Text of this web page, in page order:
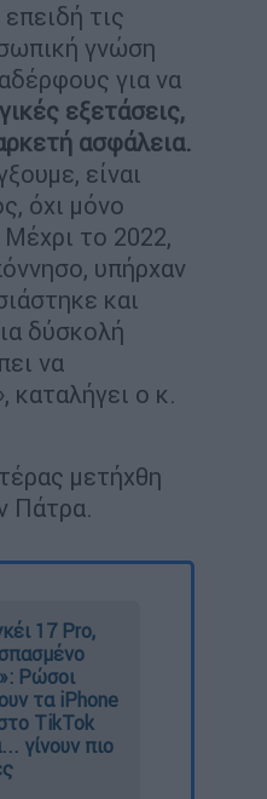
τις
γνώση
για να
εξετάσεις,
ασφάλεια.
είναι
όχι μόνο
το 2022,
υπήρχαν
και
δύσκολή
να
καταλήγει ο κ.
μετήχθη
Πάτρα.
17 Pro,
Ρώσοι
τα iPhone
TikTok
γίνουν πιο